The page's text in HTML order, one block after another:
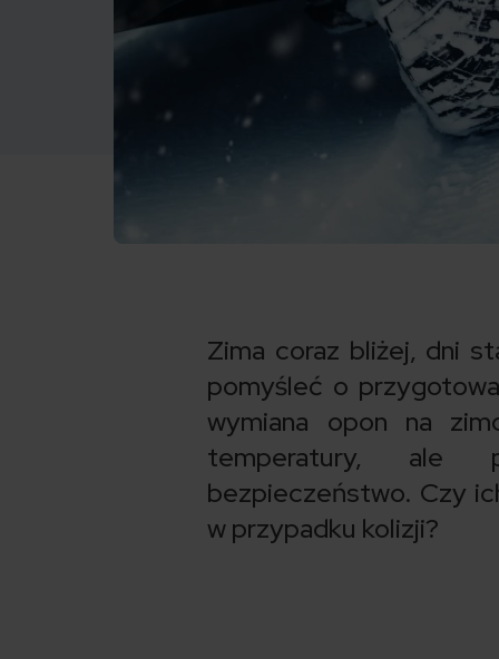
Zima coraz bliżej, dni
pomyśleć o
wymiana opon na
temperatury, ale
bezpieczeństwo. Czy
w przypadku kolizji?